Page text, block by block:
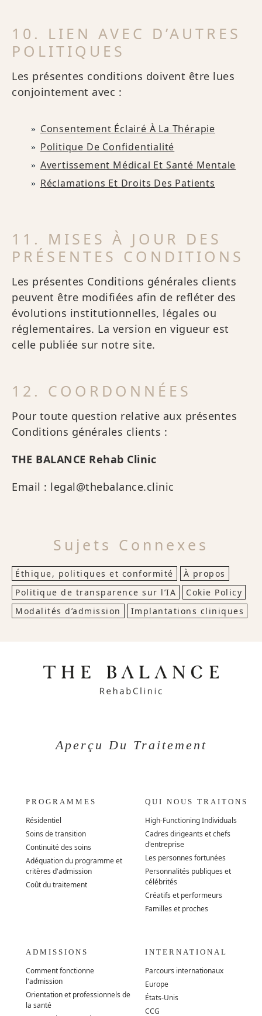
10. LIEN AVEC D’AUTRES
POLITIQUES
Les présentes conditions doivent être lues
conjointement avec :
Consentement Éclairé À La Thérapie
Politique De Confidentialité
Avertissement Médical Et Santé Mentale
Réclamations Et Droits Des Patients
11. MISES À JOUR DES
PRÉSENTES CONDITIONS
Les présentes Conditions générales clients
peuvent être modifiées afin de refléter des
évolutions institutionnelles, légales ou
réglementaires. La version en vigueur est
celle publiée sur notre site.
12. COORDONNÉES
Pour toute question relative aux présentes
Conditions générales clients :
THE BALANCE Rehab Clinic
Email : legal@thebalance.clinic
Sujets Connexes
Éthique, politiques et conformité
À propos
Politique de transparence sur l’IA
Cokie Policy
Modalités d’admission
Implantations cliniques
Aperçu Du Traitement
PROGRAMMES
Résidentiel
Soins de transition
Continuité des soins
Adéquation du programme et
critères d'admission
Coût du traitement
QUI NOUS TRAITONS
High-Functioning Individuals
Cadres dirigeants et chefs
d'entreprise
Les personnes fortunées
Personnalités publiques et
célébrités
Créatifs et performeurs
Familles et proches
ADMISSIONS
Comment fonctionne
l'admission
Orientation et professionnels de
la santé
INTERNATIONAL
Parcours internationaux
Europe
États-Unis
CCG